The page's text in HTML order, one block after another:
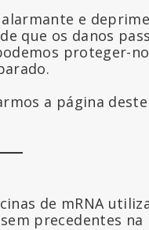
e
que os danos
proteger-
a página
de mRNA
precedentes